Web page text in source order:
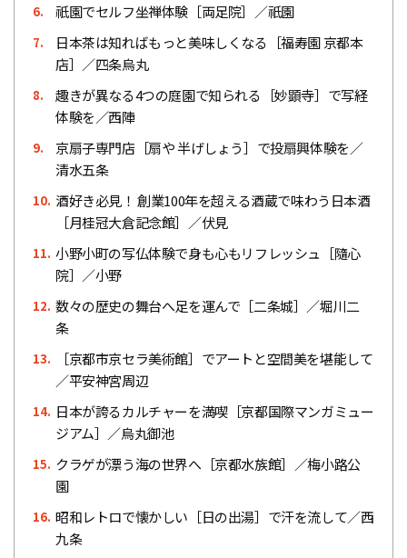
6. 祇園でセルフ坐禅体験［両足院］／祇園
7.
日本茶は知ればもっと美味しくなる［福寿園 京都本
店］／四条烏丸
8.
趣きが異なる4つの庭園で知られる［妙顕寺］で写経
体験を／西陣
9.
京扇子専門店［扇や 半げしょう］で投扇興体験を／
清水五条
10. 酒好き必見！ 創業100年を超える酒蔵で味わう日本酒
［月桂冠大倉記念館］／伏見
11. 小野小町の写仏体験で身も心もリフレッシュ［隨心
院］／小野
12. 数々の歴史の舞台へ足を運んで［二条城］／堀川二
条
13.
［京都市京セラ美術館］でアートと空間美を堪能して
／平安神宮周辺
14. 日本が誇るカルチャーを満喫［京都国際マンガミュー
ジアム］／烏丸御池
15. クラゲが漂う海の世界へ［京都水族館］／梅小路公
園
16. 昭和レトロで懐かしい［日の出湯］で汗を流して／西
九条